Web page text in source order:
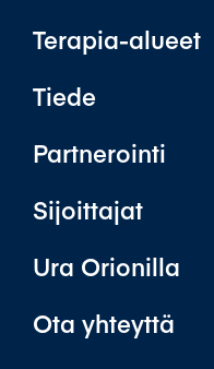
Terapia-alueet
Tiede
Partnerointi
Sijoittajat
Ura Orionilla
Ota yhteyttä